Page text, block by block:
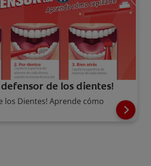
defensor de los dientes!
los Dientes! Aprende cómo